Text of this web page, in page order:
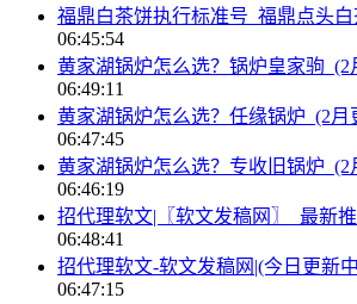
福鼎白茶饼执行标准号_福鼎点头白
06:45:54
黄家湖锅炉怎么选？锅炉皇家驹_(2
06:49:11
黄家湖锅炉怎么选？任缘锅炉_(2月
06:47:45
黄家湖锅炉怎么选？专收旧锅炉_(2
06:46:19
招代理软文|〖软文发稿网〗_最新
06:48:41
招代理软文-软文发稿网|(今日更新
06:47:15